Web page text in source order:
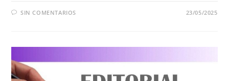
SIN COMENTARIOS 23/05/2025